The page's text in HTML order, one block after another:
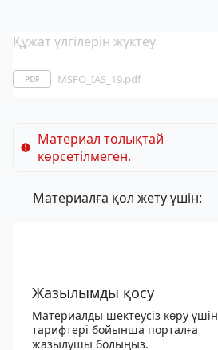
Құжат үлгілерін жүктеу
PDF MSFO_IAS_19.pdf
Материал толықтай
көрсетілмеген.
Материалға қол жету үшін:
Жазылымды қосу
Материалды шектеусіз көру үшін
тарифтері бойынша порталға
жазылушы болыңыз.